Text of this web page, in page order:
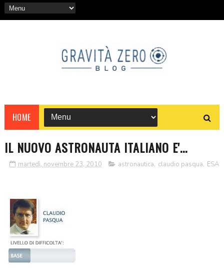
HOME
IL NUOVO ASTRONAUTA ITALIANO E'...
martedì, novembre 23, 2010 astronautica, claudio pasqua, ESA